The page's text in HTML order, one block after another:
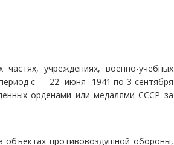
учреждениях, военно-учебных
период с 22 июня 1941 по 3 сентября
орденами или медалями СССР за
противовоздушной обороны,